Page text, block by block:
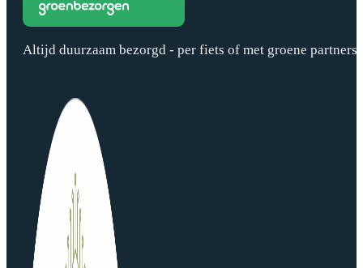
Altijd duurzaam bezorgd - per fiets of met groene partners